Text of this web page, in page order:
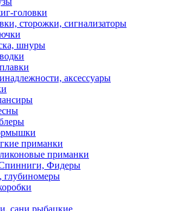
головки
сторожки, сигнализаторы
шнуры
аксессуары
приманки
приманки
Фидеры
глубиномеры
сани рыбацкие